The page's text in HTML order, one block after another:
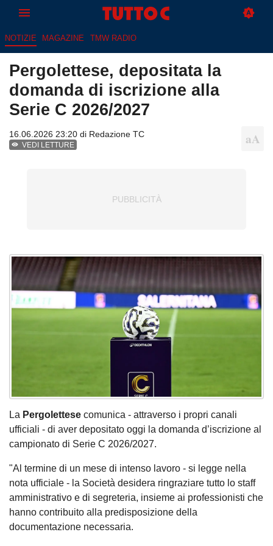
NOTIZIE MAGAZINE TMW RADIO
Pergolettese, depositata la
domanda di iscrizione alla
Serie C 2026/2027
16.06.2026 23:20 di Redazione TC
VEDI LETTURE
La Pergolettese comunica - attraverso i propri canali
ufficiali - di aver depositato oggi la domanda d’iscrizione al
campionato di Serie C 2026/2027.
"Al termine di un mese di intenso lavoro - si legge nella
nota ufficiale - la Società desidera ringraziare tutto lo staff
amministrativo e di segreteria, insieme ai professionisti che
hanno contribuito alla predisposizione della
documentazione necessaria.